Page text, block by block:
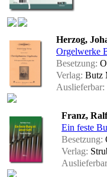
Herzog,
Orgelwerke
Besetzung:
Verlag: Butz
Auslieferbar:
Franz,
Ein feste
Besetzung:
Verlag: